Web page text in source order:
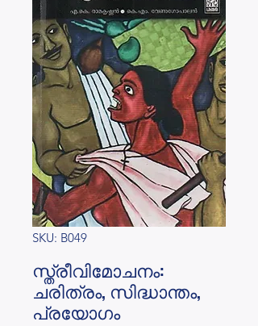
SKU: B049
സ്ത്രീവിമോചനം:
ചരിത്രം, സിദ്ധാന്തം,
പ്രയോഗം